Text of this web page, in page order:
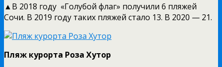
▲В 2018 году «Голубой флаг» получили 6 пляжей
Сочи. В 2019 году таких пляжей стало 13. В 2020 — 21.
Пляж курорта Роза Хутор